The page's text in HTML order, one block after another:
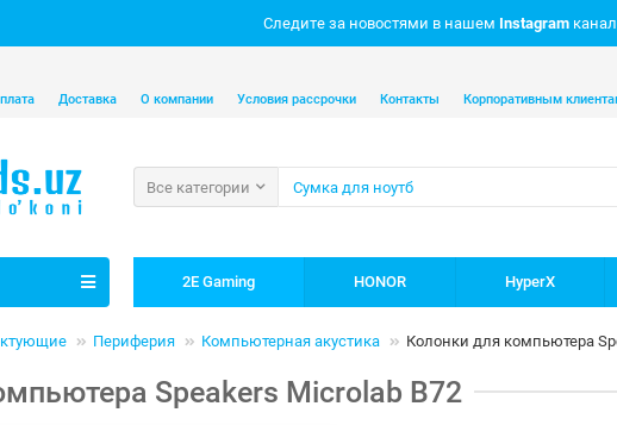
Следите за новостями в нашем Instagram
Доставка О компании Условия рассрочки Контакты Корпоративным
Все категории
2E Gaming HONOR HyperX
Периферия Компьютерная акустика Колонки для компьютера
Speakers Microlab B72